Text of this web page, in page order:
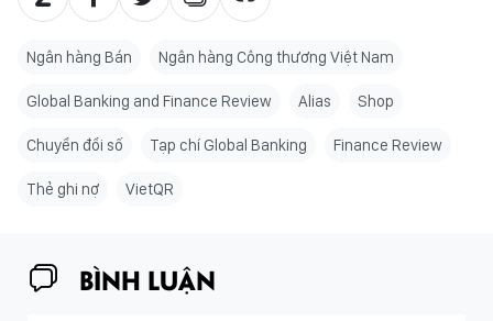
Ngân hàng Bán Ngân hàng Công thương Việt Nam
Global Banking and Finance Review Alias Shop
Chuyển đổi số Tạp chí Global Banking Finance Review
Thẻ ghi nợ VietQR
BÌNH LUẬN